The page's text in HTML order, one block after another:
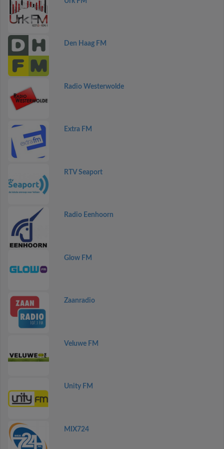
Den Haag FM
Radio Westerwolde
Extra FM
RTV Seaport
Radio Eenhoorn
Glow FM
Zaanradio
Veluwe FM
Unity FM
MIX724